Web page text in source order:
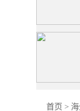
首页 >